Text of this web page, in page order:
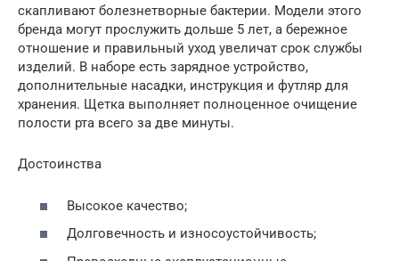
скапливают болезнетворные бактерии. Модели этого
бренда могут прослужить дольше 5 лет, а бережное
отношение и правильный уход увеличат срок службы
изделий. В наборе есть зарядное устройство,
дополнительные насадки, инструкция и футляр для
хранения. Щетка выполняет полноценное очищение
полости рта всего за две минуты.
Достоинства
Высокое качество;
Долговечность и износоустойчивость;